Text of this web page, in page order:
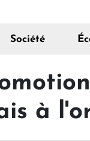
Société
à